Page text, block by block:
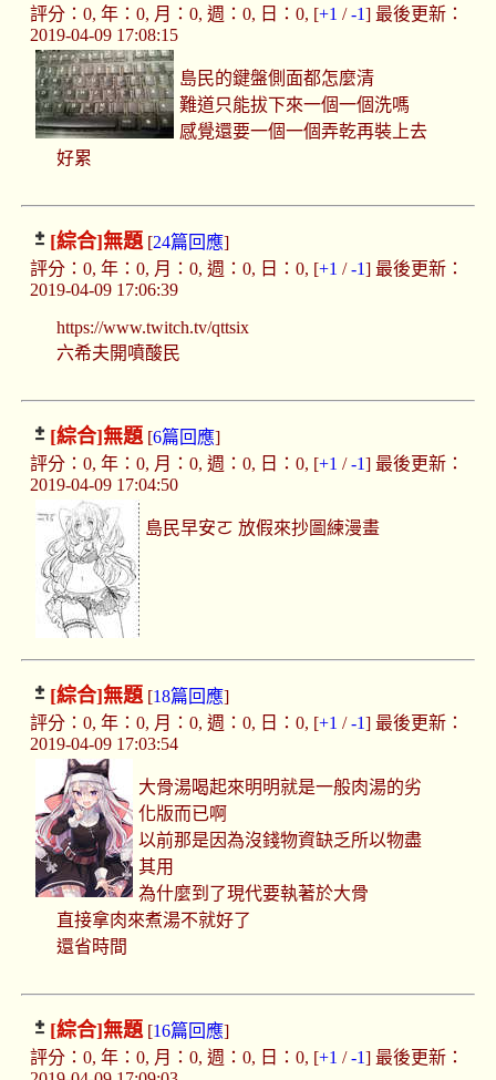
評分：0, 年：0, 月：0, 週：0, 日：0, [+1 /-1] 最後更新：
2019-04-09 17:08:15
島民的鍵盤側面都怎麼清
難道只能拔下來一個一個洗嗎
感覺還要一個一個弄乾再裝上去
好累
[綜合]無題[24篇回應]
評分：0, 年：0, 月：0, 週：0, 日：0, [+1 /-1] 最後更新：
2019-04-09 17:06:39
https://www.twitch.tv/qttsix
六希夫開噴酸民
[綜合]無題[6篇回應]
評分：0, 年：0, 月：0, 週：0, 日：0, [+1 /-1] 最後更新：
2019-04-09 17:04:50
島民早安ㄛ 放假來抄圖練漫畫
[綜合]無題[18篇回應]
評分：0, 年：0, 月：0, 週：0, 日：0, [+1 /-1] 最後更新：
2019-04-09 17:03:54
大骨湯喝起來明明就是一般肉湯的劣
化版而已啊
以前那是因為沒錢物資缺乏所以物盡
其用
為什麼到了現代要執著於大骨
直接拿肉來煮湯不就好了
還省時間
[綜合]無題[16篇回應]
評分：0, 年：0, 月：0, 週：0, 日：0, [+1 /-1] 最後更新：